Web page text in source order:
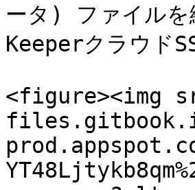
ータ) ファイルを
Keeperクラウド
<figure><img